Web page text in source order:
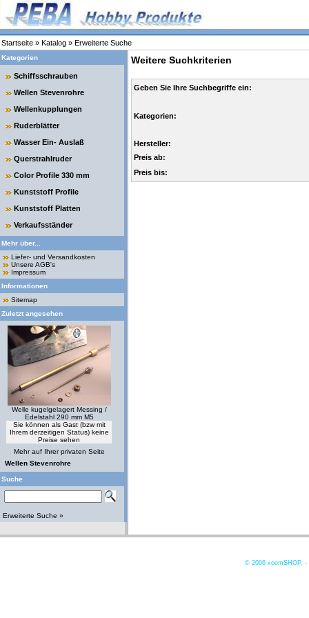
Startseite » Katalog » Erweiterte Suche
Kategorien
Schiffsschrauben
Wellen Stevenrohre
Wellenkupplungen
Ruderblätter
Wasser Ein- Auslaß
Querstrahlruder
Color Profile 330 mm
Kunststoff Profile
Kunststoff Platten
Verkaufsständer
Mehr über...
Liefer- und Versandkosten
Unsere AGB's
Impressum
Informationen
Sitemap
Zuletzt angesehen
Welle kugelgelagert Messing /
Edelstahl 290 mm M5
Sie können als Gast (bzw mit
Ihrem derzeitigen Status) keine
Preise sehen
Mehr auf Ihrer privaten Seite
Wellen Stevenrohre
Suche
Erweiterte Suche »
Weitere Suchkriterien
Geben Sie Ihre Suchbegriffe ein:
Kategorien:
Hersteller:
Preis ab:
Preis bis:
© 2006 xoomSHOP. -